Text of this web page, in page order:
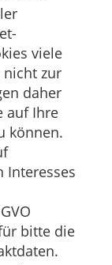
viele
nicht zur
daher
auf Ihre
können.
Interesses
bitte die